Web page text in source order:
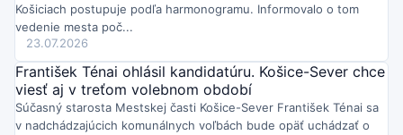
Košiciach postupuje podľa harmonogramu. Informovalo o tom
vedenie mesta poč...
23.07.2026
František Ténai ohlásil kandidatúru. Košice-Sever chce
viesť aj v treťom volebnom období
Súčasný starosta Mestskej časti Košice-Sever František Ténai sa
v nadchádzajúcich komunálnych voľbách bude opäť uchádzať o